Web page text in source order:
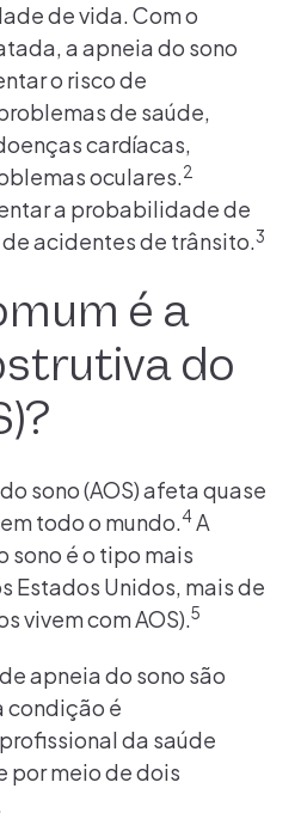
de vida. Com o
a apneia do sono
o risco de
de saúde,
cardíacas,
oculares.2
a probabilidade de
acidentes de trânsito.3
é a
do
sono (AOS) afeta quase
todo o mundo.4A
sono é o tipo mais
Estados Unidos, mais de
vivem com AOS).5
apneia do sono são
condição é
da saúde
por meio de dois